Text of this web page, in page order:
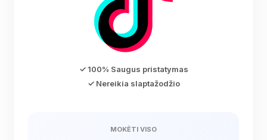
✓ 100% Saugus pristatymas
✓ Nereikia slaptažodžio
MOKĖTI VISO